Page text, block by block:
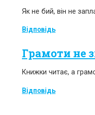
Як не бий, він не
Відповідь
Грамоти не
Книжки читає, а
Відповідь